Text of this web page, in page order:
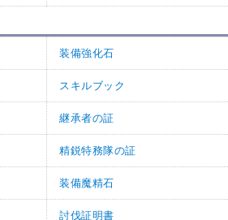
装備強化石
スキルブック
継承者の証
精鋭特務隊の証
装備魔精石
討伐証明書